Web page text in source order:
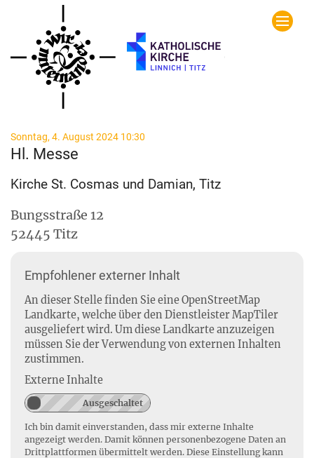
Zum Inhalt springen
Sonntag, 4. August 2024 10:30
Hl. Messe
Kirche St. Cosmas und Damian, Titz
Bungsstraße 12
52445 Titz
Empfohlener externer Inhalt
An dieser Stelle finden Sie eine OpenStreetMap
Landkarte, welche über den Dienstleister MapTiler
ausgeliefert wird. Um diese Landkarte anzuzeigen
müssen Sie der Verwendung von externen Inhalten
zustimmen.
Externe Inhalte
Ich bin damit einverstanden, dass mir externe Inhalte
angezeigt werden. Damit können personenbezogene Daten an
Drittplattformen übermittelt werden. Diese Einstellung kann